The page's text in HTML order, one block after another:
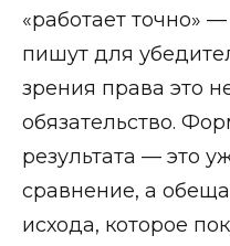
«работает точно»
пишут для
зрения права это
обязательство.
результата — это
сравнение, а
исхода, которое